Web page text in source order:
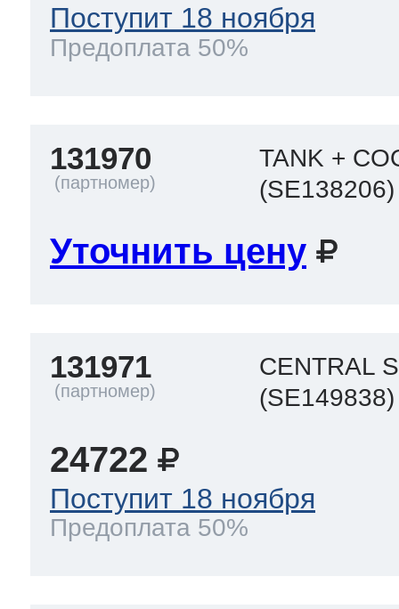
Поступит 18 ноября
Предоплата 50%
131970
TANK +
(SE138206)
Уточнить цену
131971
CENTRAL
(SE149838)
24722
Поступит 18 ноября
Предоплата 50%